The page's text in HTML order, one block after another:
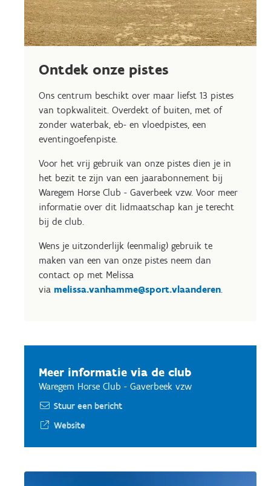
Ontdek onze pistes
Ons centrum beschikt over maar liefst 13 pistes
van topkwaliteit. Overdekt of buiten, met of
zonder waterbak, eb- en vloedpistes, een
eventingoefenpiste.
Voor het vrij gebruik van onze pistes dien je in
het bezit te zijn van een jaarabonnement bij
Waregem Horse Club - Gaverbeek vzw. Voor meer
informatie over dit lidmaatschap kan je terecht
bij de club.
Wens je uitzonderlijk (eenmalig) gebruik te
maken van een van onze pistes neem dan
contact op met Melissa
via melissa.vanhamme@sport.vlaanderen.
Meer informatie via de club
Waregem Horse Club - Gaverbeek vzw
Stuur een bericht
Website